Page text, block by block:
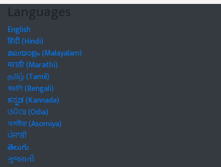
Languages
English
हिंदी (Hindi)
മലയാളം (Malayalam)
मराठी (Marathi)
தமிழ் (Tamil)
বাঙালি (Bengali)
ಕನ್ನಡ (Kannada)
ଓଡିଆ (Odia)
অসমীয়া (Asomiya)
ਪੰਜਾਬੀ
తెలుగు
ગુજરાતી